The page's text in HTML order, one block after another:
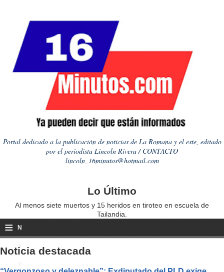
Portal dedicado a la publicación de noticias de La Romana y el este, editado
por el periodista Lincoln Rivera / CONTACTO
lincoln_16minutos@hotmail.com
Lo Último
Al menos siete muertos y 15 heridos en tiroteo en escuela de
Tailandia.
≡ N
a
Noticia destacada